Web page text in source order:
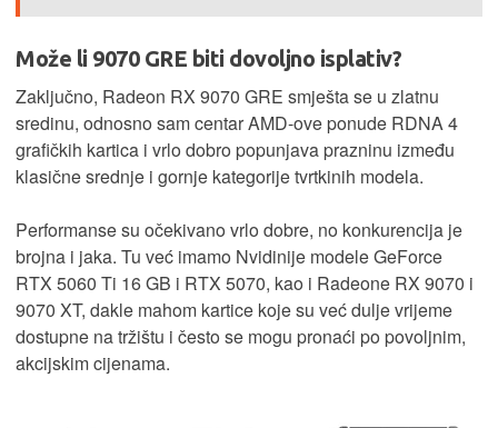
Može li 9070 GRE biti dovoljno isplativ?
Zaključno, Radeon RX 9070 GRE smješta se u zlatnu
sredinu, odnosno sam centar AMD-ove ponude RDNA 4
grafičkih kartica i vrlo dobro popunjava prazninu između
klasične srednje i gornje kategorije tvrtkinih modela.
Performanse su očekivano vrlo dobre, no konkurencija je
brojna i jaka. Tu već imamo Nvidinije modele GeForce
RTX 5060 Ti 16 GB i RTX 5070, kao i Radeone RX 9070 i
9070 XT, dakle mahom kartice koje su već dulje vrijeme
dostupne na tržištu i često se mogu pronaći po povoljnim,
akcijskim cijenama.